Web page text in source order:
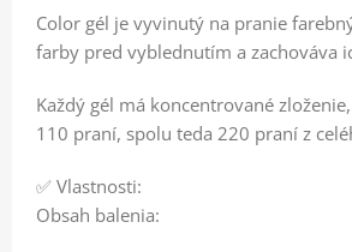
Color gél je vyvinutý na pranie
farby pred vyblednutím a zachováva
Každý gél má koncentrované
110 praní, spolu teda 220 praní z
✅ Vlastnosti:
Obsah balenia: